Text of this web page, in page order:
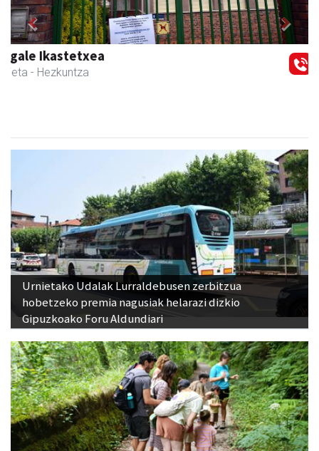
Osane belar eta eko denda
Urnieta - Akupuntura
Previous Next
Urnietako Udalak Lurraldebusen zerbitzua
hobetzeko premia nagusiak helarazi dizkio
Gipuzkoako Foru Aldundiari